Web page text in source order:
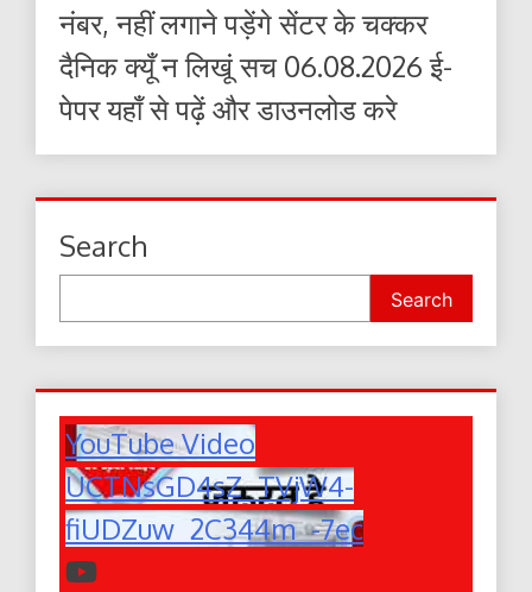
नंबर, नहीं लगाने पड़ेंगे सेंटर के चक्कर
दैनिक क्यूँ न लिखूं सच 06.08.2026 ई-
पेपर यहाँ से पढ़ें और डाउनलोड करे
Search
Search
YouTube Video
UCTNsGD4sZ_TVjW4-
fiUDZuw_2C344m_-7ec